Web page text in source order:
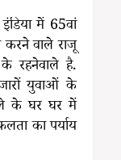
में 65वां
वाले राजू
रहनेवाले है.
युवाओं के
के घर घर में
का पर्याय